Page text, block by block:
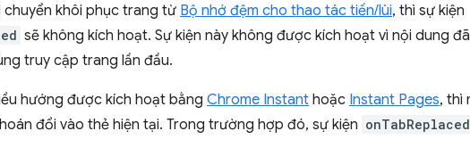
khôi phục trang từ Bộ nhớ đệm cho thao tác tiến/lùi, thì sự kiện
sẽ không kích hoạt. Sự kiện này không được kích hoạt vì nội dung
truy cập trang lần đầu.
hướng được kích hoạt bằng Chrome Instant hoặc Instant Pages, thì
đổi vào thẻ hiện tại. Trong trường hợp đó, sự kiện onTabReplaced